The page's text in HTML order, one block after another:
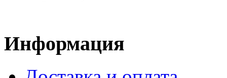
Информация